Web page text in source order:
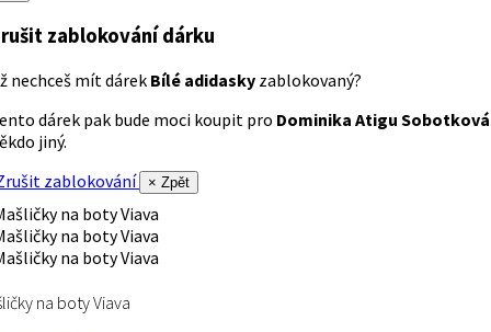
zablokování dárku
nechceš mít dárek Bílé adidasky zablokovaný?
dárek pak bude moci koupit pro Dominika Atigu Sobotková
jiný.
zablokování
× Zpět
na boty Viava